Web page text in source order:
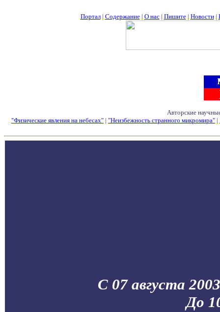
Портал| Содержание| О нас| Пишите| Новости|
Авторские
"Физические явления на небесах" | "Неизбежность странного микромира" |
С 07 августа
До